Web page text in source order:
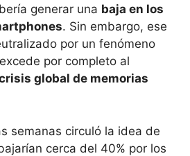
generar una baja en los
. Sin embargo, ese
por un fenómeno
por completo al
global de memorias
semanas circuló la idea de
cerca del 40% por los